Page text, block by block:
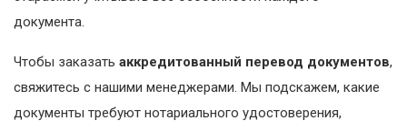
документа.
Чтобы заказать аккредитованный перевод документов,
свяжитесь с нашими менеджерами. Мы подскажем, какие
документы требуют нотариального удостоверения,